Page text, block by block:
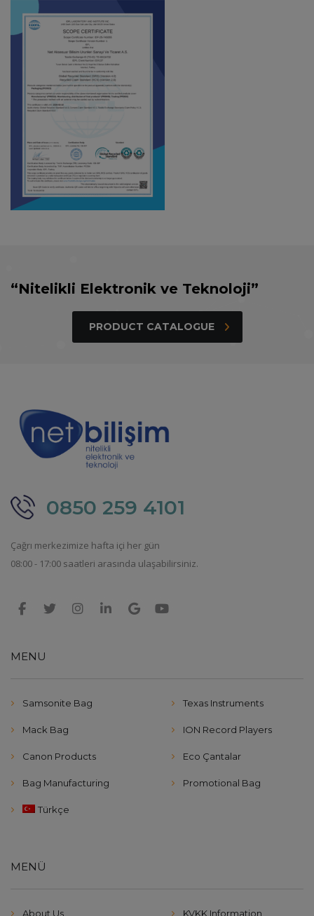
“Nitelikli Elektronik ve Teknoloji”
PRODUCT CATALOGUE
0850 259 4101
Çağrı merkezimize hafta içi her gün
08:00 - 17:00 saatleri arasında ulaşabilirsiniz.
MENU
Samsonite Bag Texas Instruments
Mack Bag ION Record Players
Canon Products Eco Çantalar
Bag Manufacturing Promotional Bag
Türkçe
MENÜ
About Us KVKK Information